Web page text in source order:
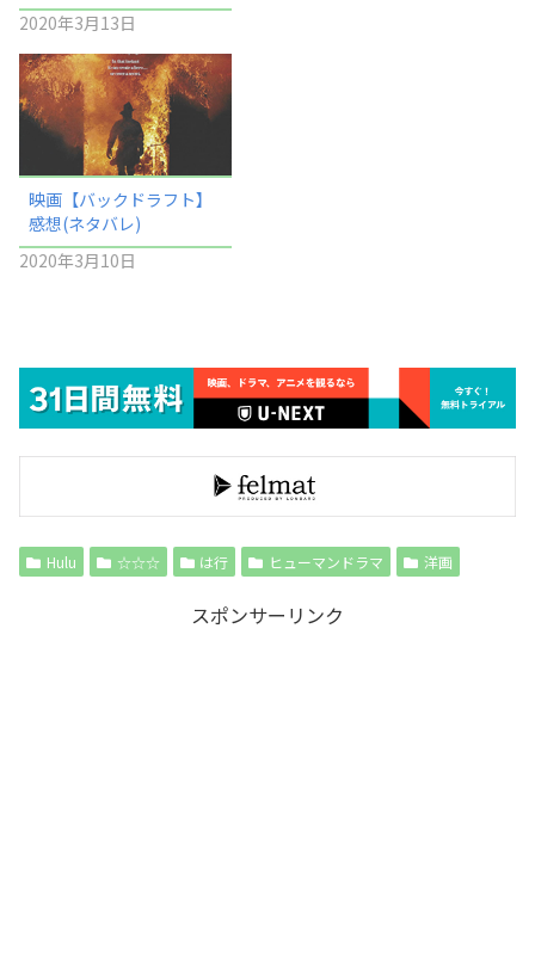
2020年3月13日
映画【バックドラフト】
感想(ネタバレ)
2020年3月10日
Hulu ☆☆☆ は行 ヒューマンドラマ 洋画
スポンサーリンク